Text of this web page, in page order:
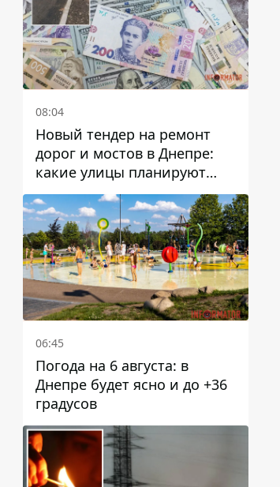
08:04
Новый тендер на ремонт
дорог и мостов в Днепре:
какие улицы планируют
обновить и сколько
десятков миллионов гривен
на это хотят потратить
06:45
Погода на 6 августа: в
Днепре будет ясно и до +36
градусов